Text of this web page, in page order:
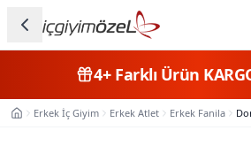
Kategorileri 4+Farklı Ürün
Ana SayfaErkek İç Giyim Erkek Atlet Erkek Fanila